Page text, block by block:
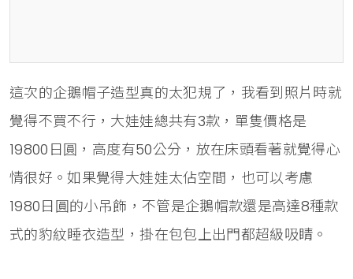
這次的企鵝帽子造型真的太犯規了，我看到照片時就
覺得不買不行，大娃娃總共有3款，單隻價格是
19800日圓，高度有50公分，放在床頭看著就覺得心
情很好。如果覺得大娃娃太佔空間，也可以考慮
1980日圓的小吊飾，不管是企鵝帽款還是高達8種款
式的豹紋睡衣造型，掛在包包上出門都超級吸睛。